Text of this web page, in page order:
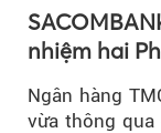
nhiệm hai
Ngân hàng
vừa thông